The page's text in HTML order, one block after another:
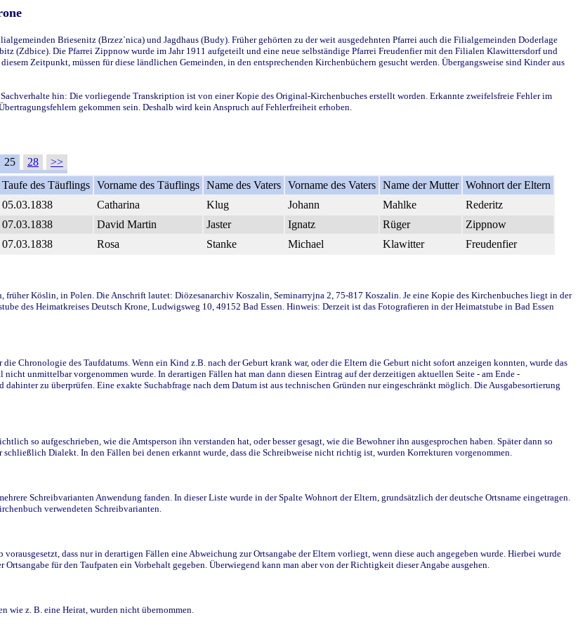
Briesenitz (Brzez`nica) und Jagdhaus (Budy). Früher gehörten zu der weit ausgedehnten Pfarrei auch die Filialgemeinden Doderlage
(Zdbice). Die Pfarrei Zippnow wurde im Jahr 1911 aufgeteilt und eine neue selbständige Pfarrei Freudenfier mit den Filialen Klawittersdorf und
Zeitpunkt, müssen für diese ländlichen Gemeinden, in den entsprechenden Kirchenbüchern gesucht werden. Übergangsweise sind Kinder aus
hin: Die vorliegende Transkription ist von einer Kopie des Original-Kirchenbuches erstellt worden. Erkannte zweifelsfreie Fehler im
gekommen sein. Deshalb wird kein Anspruch auf Fehlerfreiheit erhoben.
25 28
>>
Taufe des Täuflings Vorname des Täuflings Name des Vaters Vorname des Vaters Name der Mutter Wohnort der Eltern
05.03.1838 Catharina Klug Johann Mahlke
Rederitz
07.03.1838 David Martin Jaster Ignatz Rüger
Zippnow
07.03.1838 Rosa Stanke Michael Klawitter Freudenfier
Köslin, in Polen. Die Anschrift lautet: Diözesanarchiv Koszalin, Seminarryjna 2, 75-817 Koszalin. Je eine Kopie des Kirchenbuches liegt in der
des Heimatkreises Deutsch Krone, Ludwigsweg 10, 49152 Bad Essen. Hinweis: Derzeit ist das Fotografieren in der Heimatstube in Bad Essen
Chronologie des Taufdatums. Wenn ein Kind z.B. nach der Geburt krank war, oder die Eltern die Geburt nicht sofort anzeigen konnten, wurde das
unmittelbar vorgenommen wurde. In derartigen Fällen hat man dann diesen Eintrag auf der derzeitigen aktuellen Seite - am Ende -
zu überprüfen. Eine exakte Suchabfrage nach dem Datum ist aus technischen Gründen nur eingeschränkt möglich. Die Ausgabesortierung
so aufgeschrieben, wie die Amtsperson ihn verstanden hat, oder besser gesagt, wie die Bewohner ihn ausgesprochen haben. Später dann so
Dialekt. In den Fällen bei denen erkannt wurde, dass die Schreibweise nicht richtig ist, wurden Korrekturen vorgenommen.
Schreibvarianten Anwendung fanden. In dieser Liste wurde in der Spalte Wohnort der Eltern, grundsätzlich der deutsche Ortsname eingetragen.
verwendeten Schreibvarianten.
dass nur in derartigen Fällen eine Abweichung zur Ortsangabe der Eltern vorliegt, wenn diese auch angegeben wurde. Hierbei wurde
für den Taufpaten ein Vorbehalt gegeben. Überwiegend kann man aber von der Richtigkeit dieser Angabe ausgehen.
wie z. B. eine Heirat, wurden nicht übernommen.